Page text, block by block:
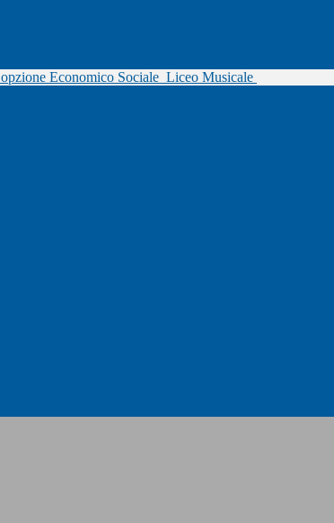
opzione Economico Sociale Liceo Musicale